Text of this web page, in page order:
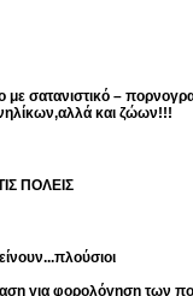
με σατανιστικό –
και ζώων!!!
ΠΟΛΕΙΣ
για φορολόγηση των